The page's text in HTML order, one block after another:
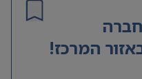
המרכז!